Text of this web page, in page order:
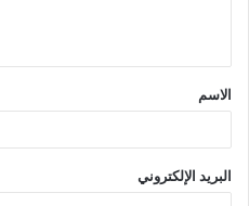
ق
*
الاسم
البريد الإلكتروني